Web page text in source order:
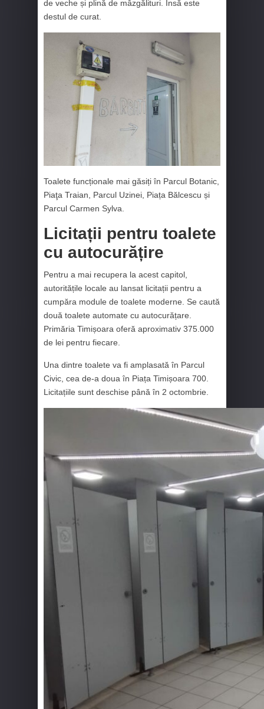
de veche și plină de mâzgălituri. Însă este
destul de curat.
Toalete funcționale mai găsiți în Parcul Botanic,
Piaţa Traian, Parcul Uzinei, Piața Bălcescu și
Parcul Carmen Sylva.
Licitații pentru toalete
cu autocurățire
Pentru a mai recupera la acest capitol,
autoritățile locale au lansat licitații pentru a
cumpăra module de toalete moderne. Se caută
două toalete automate cu autocurățare.
Primăria Timișoara oferă aproximativ 375.000
de lei pentru fiecare.
Una dintre toalete va fi amplasată în Parcul
Civic, cea de-a doua în Piața Timișoara 700.
Licitațiile sunt deschise până în 2 octombrie.